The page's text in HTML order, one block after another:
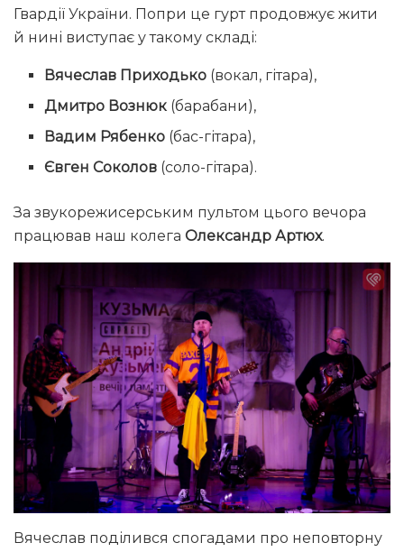
Гвардії України. Попри це гурт продовжує жити
й нині виступає у такому складі:
Вячеслав Приходько (вокал, гітара),
Дмитро Вознюк (барабани),
Вадим Рябенко (бас-гітара),
Євген Соколов (соло-гітара).
За звукорежисерським пультом цього вечора
працював наш колега Олександр Артюх.
Вячеслав поділився спогадами про неповторну